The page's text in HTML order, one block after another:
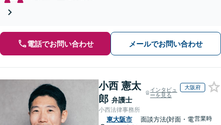
電話でお問い合わせ メールでお問い合わせ
小西 憲太
郎 弁護士
インタビュ
ーを見る
大阪府
小西法律事務所
東大阪市
面談方法(対面・電営業時